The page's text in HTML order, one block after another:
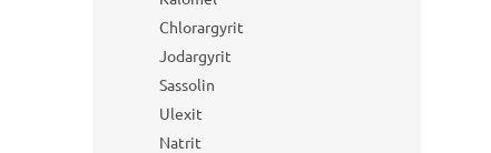
Chlorargyrit
Jodargyrit
Sassolin
Ulexit
Natrit